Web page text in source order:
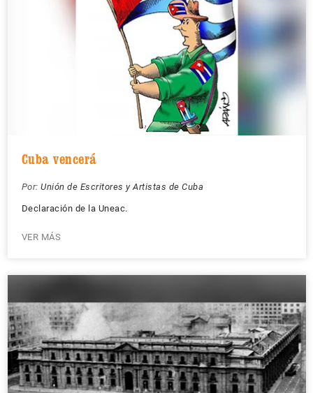
Cuba vencerá
Por: Unión de Escritores y Artistas de Cuba
Declaración de la Uneac.
VER MÁS